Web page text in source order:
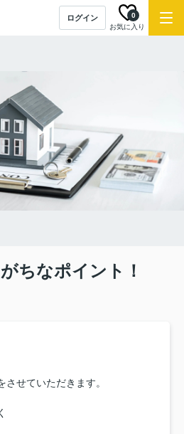
ログイン
お気に入り
0
ちなポイント！
せていただきます。